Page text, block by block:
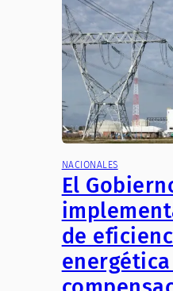
NACIONALES
El
de